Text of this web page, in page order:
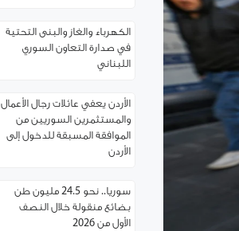
الكهرباء والغاز والبنى التحتية
في صدارة التعاون السوري
اللبناني
الأردن يعفي عائلات رجال الأعمال
والمستثمرين السوريين من
الموافقة المسبقة للدخول إلى
الأردن
سوريا.. نحو 24.5 مليون طن
بضائع منقولة خلال النصف
الأول من 2026